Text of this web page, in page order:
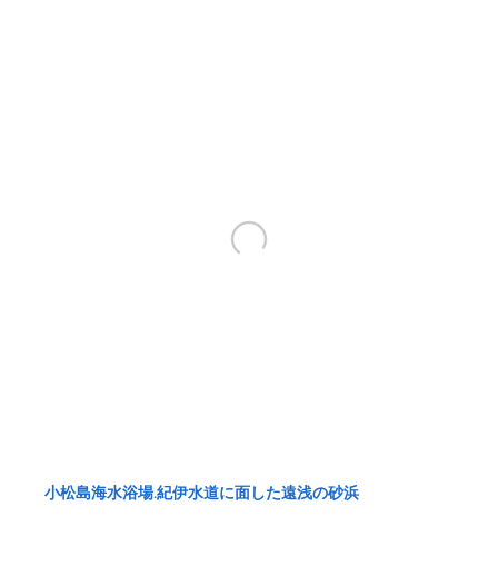
小松島海水浴場.紀伊水道に面した遠浅の砂浜